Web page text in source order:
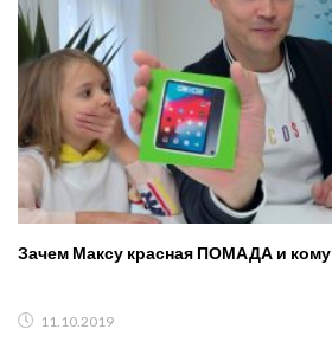
Зачем Максу красная ПОМАДА и кому
11.10.2019